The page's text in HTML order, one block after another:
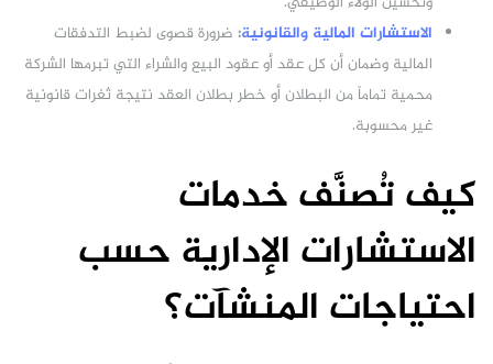
الاستشارات المالية والقانونية: ضرورة قصوى لضبط التدفقات
المالية وضمان أن كل عقد أو عقود البيع والشراء التي تبرمها الشركة
محمية تماماً من البطلان أو خطر بطلان العقد نتيجة ثغرات قانونية
غير محسوبة.
كيف تُصنَّف خدمات
الاستشارات الإدارية حسب
احتياجات المنشآت؟